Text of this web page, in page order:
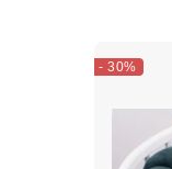
- 30%